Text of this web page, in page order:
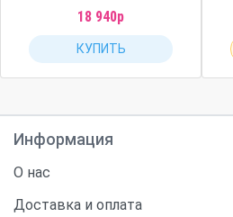
18 940р
КУПИТЬ
Информация
О нас
Доставка и оплата